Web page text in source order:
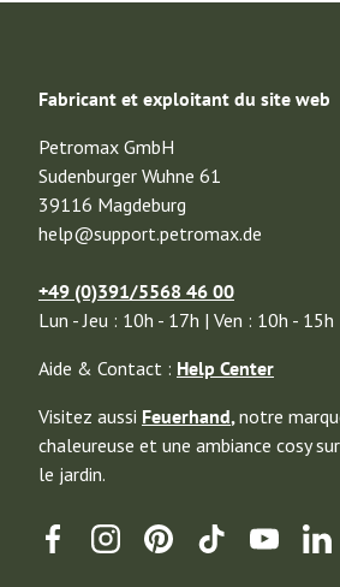
Fabricant et exploitant du site web
Petromax GmbH
Sudenburger Wuhne 61
39116 Magdeburg
help@support.petromax.de
+49 (0)391/5568 46 00
Lun - Jeu : 10h - 17h | Ven : 10h - 15h
Aide & Contact : Help Center
Visitez aussi Feuerhand,notre
chaleureuse et une ambiance cosy
le jardin.
FacebookInstagramPinterestTikTokYouTube